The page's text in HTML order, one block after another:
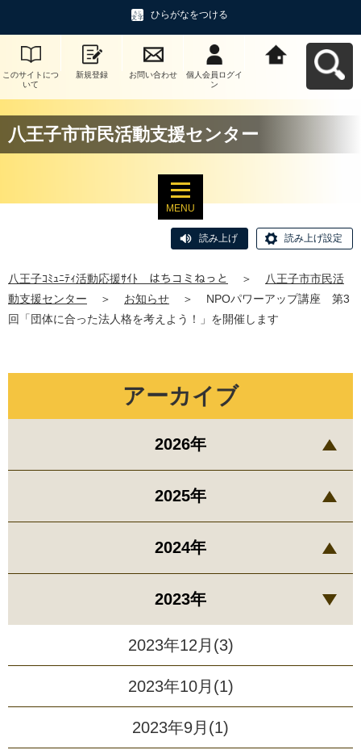
ひらがなをつける
このサイトにつ
いて
新規登録 お問い合わせ
個人会員ログイ
ン
八王子市市民活動支援センター
MENU
読み上げ 読み上げ設定
八王子ｺﾐｭﾆﾃｨ活動応援ｻｲﾄ はちコミねっと ＞
八王子市市民活
動支援センター
＞ お知らせ ＞
NPOパワーアップ講座 第3
回「団体に合った法人格を考えよう！」を開催します
アーカイブ
2026年
2025年
2024年
2023年
2023年12月(3)
2023年10月(1)
2023年9月(1)